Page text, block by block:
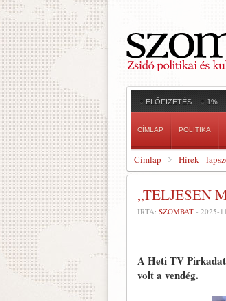
ELŐFIZETÉS 1%
CÍMLAP POLITIKA
Címlap Hírek -
„TELJESEN
ÍRTA: SZOMBAT - 2025-
A Heti TV Pirkadat
volt a vendég.